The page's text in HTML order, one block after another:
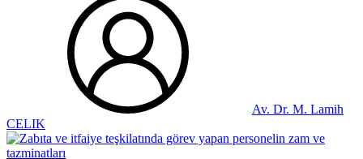
Av. Dr. M. Lamih
CELIK